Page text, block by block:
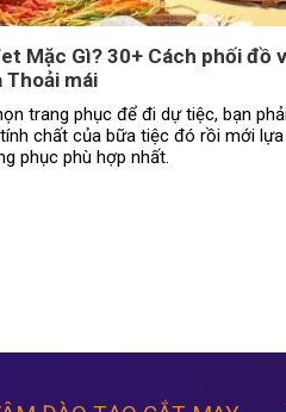
Mặc Gì? 30+ Cách phối đồ
Thoải mái
trang phục để đi dự tiệc, bạn
chất của bữa tiệc đó rồi mới
phục phù hợp nhất.